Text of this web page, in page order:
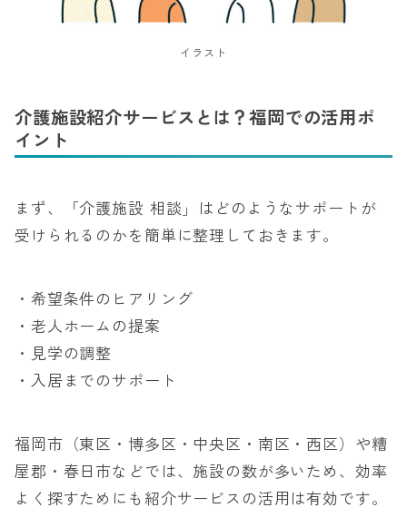
イラスト
介護施設紹介サービスとは？福岡での活用ポ
イント
まず、「介護施設 相談」はどのようなサポートが
受けられるのかを簡単に整理しておきます。
・希望条件のヒアリング
・老人ホームの提案
・見学の調整
・入居までのサポート
福岡市（東区・博多区・中央区・南区・西区）や糟
屋郡・春日市などでは、施設の数が多いため、効率
よく探すためにも紹介サービスの活用は有効です。